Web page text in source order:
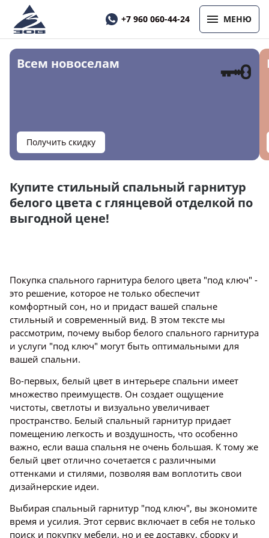
МЕНЮ
+7 960 060-44-24
Всем новоселам 🗝
Получить скидку
Купите стильный спальный гарнитур
белого цвета с глянцевой отделкой по
выгодной цене!
Покупка спального гарнитура белого цвета "под ключ" -
это решение, которое не только обеспечит
комфортный сон, но и придаст вашей спальне
стильный и современный вид. В этом тексте мы
рассмотрим, почему выбор белого спального гарнитура
и услуги "под ключ" могут быть оптимальными для
вашей спальни.
Во-первых, белый цвет в интерьере спальни имеет
множество преимуществ. Он создает ощущение
чистоты, светлоты и визуально увеличивает
пространство. Белый спальный гарнитур придает
помещению легкость и воздушность, что особенно
важно, если ваша спальня не очень большая. К тому же
белый цвет отлично сочетается с различными
оттенками и стилями, позволяя вам воплотить свои
дизайнерские идеи.
Выбирая спальный гарнитур "под ключ", вы экономите
время и усилия. Этот сервис включает в себя не только
поиск и покупку мебели, но и ее доставку, сборку и